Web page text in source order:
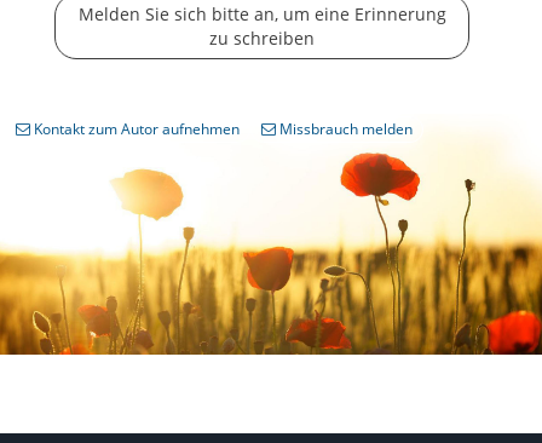
Melden Sie sich bitte an, um eine Erinnerung
zu schreiben
Kontakt zum Autor aufnehmen Missbrauch melden